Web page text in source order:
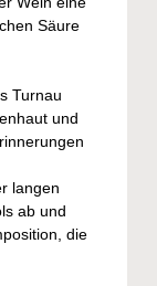
Säure
Turnau
und
langen
ab und
die